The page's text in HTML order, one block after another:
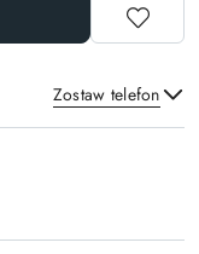
Zostaw telefon